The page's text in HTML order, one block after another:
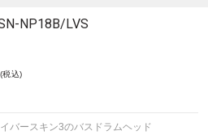
NP18B/LVS
(税込)
バースキン3のバスドラムヘッド